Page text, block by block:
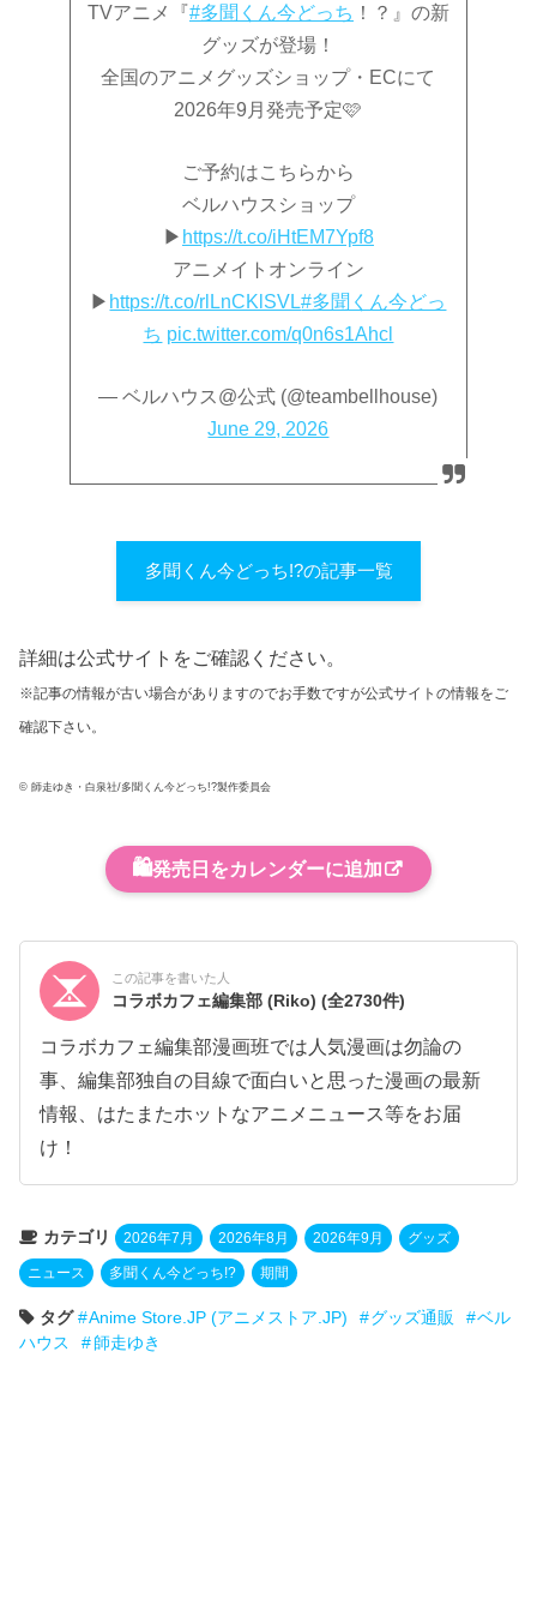
TVアニメ『#多聞くん今どっち ！？』の新
グッズが登場！
全国のアニメグッズショップ・ECにて
2026年9月発売予定🩷
ご予約はこちらから
ベルハウスショップ
▶︎ https://t.co/iHtEM7Ypf8
アニメイトオンライン
▶︎ https://t.co/rlLnCKlSVL#多聞くん今どっ
ち pic.twitter.com/q0n6s1Ahcl
— ベルハウス@公式 (@teambellhouse)
June 29, 2026
多聞くん今どっち!?の記事一覧
詳細は公式サイトをご確認ください。
※記事の情報が古い場合がありますのでお手数ですが公式サイトの情報をご
確認下さい。
© 師走ゆき・白泉社/多聞くん今どっち!?製作委員会
🛍️発売日をカレンダーに追加
この記事を書いた人
コラボカフェ編集部 (Riko)(全2730件)
コラボカフェ編集部漫画班では人気漫画は勿論の
事、編集部独自の目線で面白いと思った漫画の最新
情報、はたまたホットなアニメニュース等をお届
け！
カテゴリ 2026年7月 2026年8月 2026年9月 グッズ
ニュース 多聞くん今どっち!? 期間
タグ Anime Store.JP (アニメストア.JP) グッズ通販
ベル
ハウス
師走ゆき